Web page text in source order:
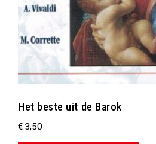
Het beste uit de Barok
€ 3,50